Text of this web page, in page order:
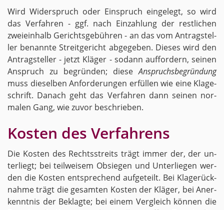
Wird Wi­der­spruch oder Ein­spruch ein­ge­legt, so wird
das Ver­fah­ren - ggf. nach Ein­zah­lung der rest­li­chen
zwei­ein­halb Ge­richts­ge­büh­ren - an das vom An­trag­stel­
ler be­nann­te Streit­ge­richt ab­ge­ge­ben. Die­ses wird den
An­trag­stel­ler - jetzt Klä­ger - so­dann auf­for­dern, sei­nen
An­spruch zu be­grün­den; dieseAn­spruchs­be­grün­dung
muss die­sel­ben An­for­de­run­gen er­fül­len wie eine Kla­ge­
schrift. Da­nach geht das Ver­fah­ren dann sei­nen nor­
ma­len Gang, wie zuvor be­schrie­ben.
Kos­ten des Ver­fah­rens
Die Kos­ten des Rechts­streits trägt immer der, der un­
ter­liegt; bei teil­wei­sem Ob­sie­gen und Un­ter­lie­gen wer­
den die Kos­ten ent­spre­chend auf­ge­teilt. Bei Kla­ge­rück­
nah­me trägt die ge­sam­ten Kos­ten der Klä­ger, bei An­er­
kennt­nis der Be­klag­te; bei einem Ver­gleich kön­nen die